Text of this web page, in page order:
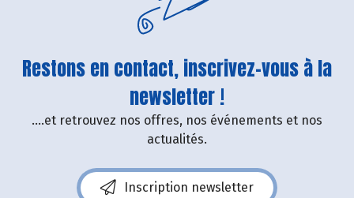
Restons en contact, inscrivez-vous à la
newsletter !
....et retrouvez nos offres, nos événements et nos
actualités.
Inscription newsletter